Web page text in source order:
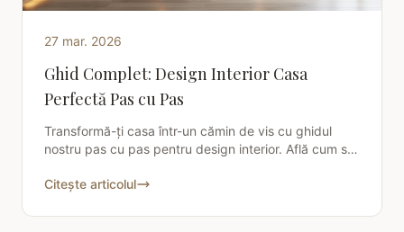
27 mar. 2026
Ghid Complet: Design Interior Casa
Perfectă Pas cu Pas
Transformă-ți casa într-un cămin de vis cu ghidul
nostru pas cu pas pentru design interior. Află cum să
Citește articolul